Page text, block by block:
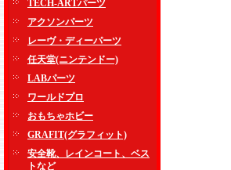
TECH-ARTパーツ
アクソンパーツ
レーヴ・ディーパーツ
任天堂(ニンテンドー)
LABパーツ
ワールドプロ
おもちゃホビー
GRAFIT(グラフィット)
安全靴、レインコート、ベス
トなど